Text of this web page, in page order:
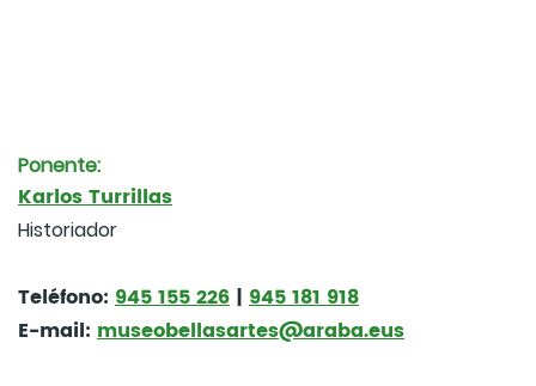
Ponente:
Karlos Turrillas
Historiador
Teléfono: 945 155 226 | 945 181 918
E-mail: museobellasartes@araba.eus